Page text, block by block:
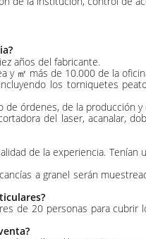
años del fabricante.
y ㎡ más de 10.000 de la
los torniquetes
órdenes, de la producción y
del laser, acanalar,
de la experiencia.
a granel serán
de 20 personas para